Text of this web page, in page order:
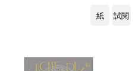
紙
試閱